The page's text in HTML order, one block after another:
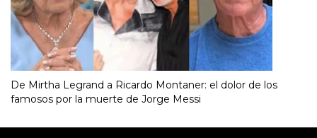
De Mirtha Legrand a Ricardo Montaner: el dolor de los
famosos por la muerte de Jorge Messi